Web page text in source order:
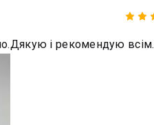
і рекомендую всім.